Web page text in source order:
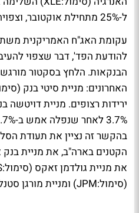
ל-25% מתחילת אוקטובר, וצפויה לעמוד במוקד גם הערב.
עקומת האג"ח האמריקנית
להודעת הפד', דבר שצפוי
הבנקאות. הלחץ בסקטור
(סימול:JPM) ומניית מורגן סטנלי (סימול:MS).